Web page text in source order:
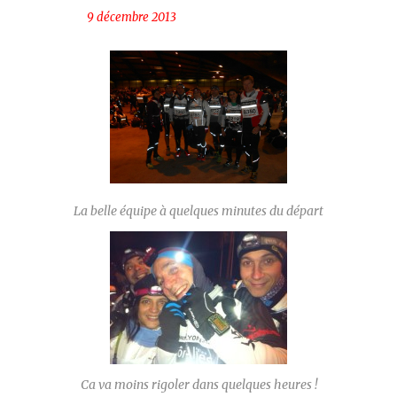
9 décembre 2013
La belle équipe à quelques minutes du départ
Ca va moins rigoler dans quelques heures !